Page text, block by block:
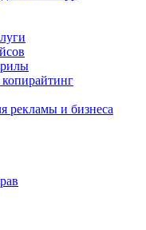
рекламы и бизнеса